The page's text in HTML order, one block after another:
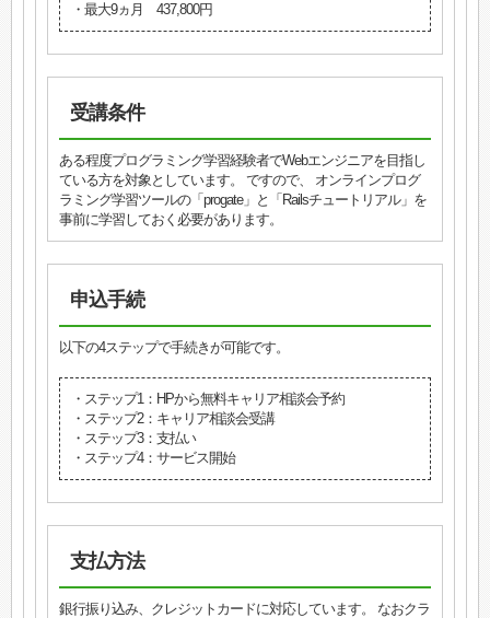
・最大9ヵ月 437,800円
受講条件
ある程度プログラミング学習経験者でWebエンジニアを目指し
ている方を対象としています。 ですので、 オンラインプログ
ラミング学習ツールの「progate」と「Railsチュートリアル」を
事前に学習しておく必要があります。
申込手続
以下の4ステップで手続きが可能です。
・ステップ1：HPから無料キャリア相談会予約
・ステップ2：キャリア相談会受講
・ステップ3：支払い
・ステップ4：サービス開始
支払方法
銀行振り込み、クレジットカードに対応しています。 なおクラ